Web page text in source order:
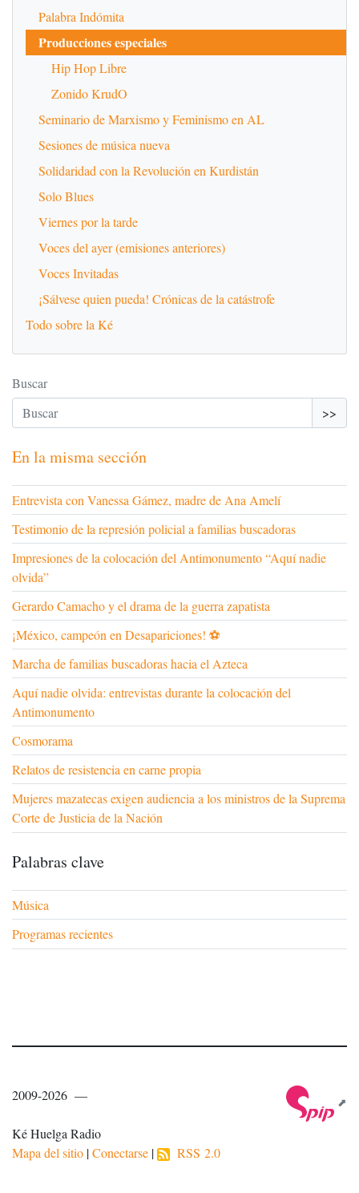
Palabra Indómita
Producciones especiales
Hip Hop Libre
Zonido KrudO
Seminario de Marxismo y Feminismo en AL
Sesiones de música nueva
Solidaridad con la Revolución en Kurdistán
Solo Blues
Viernes por la tarde
Voces del ayer (emisiones anteriores)
Voces Invitadas
¡Sálvese quien pueda! Crónicas de la catástrofe
Todo sobre la Ké
Buscar
>>
En la misma sección
Entrevista con Vanessa Gámez, madre de Ana Amelí
Testimonio de la represión policial a familias buscadoras
Impresiones de la colocación del Antimonumento “Aquí nadie
olvida”
Gerardo Camacho y el drama de la guerra zapatista
¡México, campeón en Desapariciones! ⚽
Marcha de familias buscadoras hacia el Azteca
Aquí nadie olvida: entrevistas durante la colocación del
Antimonumento
Cosmorama
Relatos de resistencia en carne propia
Mujeres mazatecas exigen audiencia a los ministros de la Suprema
Corte de Justicia de la Nación
Palabras clave
Música
Programas recientes
2009-2026 —
Ké Huelga Radio
Mapa del sitio |Conectarse | RSS 2.0